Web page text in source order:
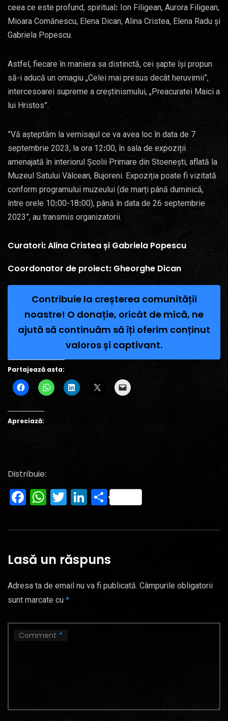
ceea ce este profund, spiritualꓽ Ion Filigean, Aurora Filigean,
Mioara Comănescu, Elena Dican, Alina Cristea, Elena Radu și
Gabriela Popescu.
Astfel, fiecare în maniera sa distinctă, cei șapte își propun
să-i aducă un omagiu „Celei mai presus decât heruvimii”,
intercesoarei supreme a creștinismului, „Preacuratei Maici a
lui Hristos”.
”Vă așteptăm la vernisajul ce va avea loc în data de 7
septembrie 2023, la ora 12ꓽ00, în sala de expoziții
amenajată în interiorul Școlii Primare din Stoenești, aflată la
Muzeul Satului Vâlcean, Bujoreni. Expoziția poate fi vizitată
conform programului muzeului (de marți până duminică,
între orele 10ꓽ00-18ꓽ00), până în data de 26 septembrie
2023”, au transmis organizatorii.
Curatoriꓽ Alina Cristea și Gabriela Popescu
Coordonator de proiectꓽ Gheorghe Dican
Contribuie la creșterea comunității
noastre! O donație, oricât de mică, ne
ajută să continuăm să îți oferim conținut
valoros și captivant.
Partajează asta:
Apreciază:
Distribuie:
Facebook
WhatsApp
Twitter
LinkedIn
Partajează
Lasă un răspuns
Adresa ta de email nu va fi publicată. Câmpurile obligatorii
sunt marcate cu *
Comment *